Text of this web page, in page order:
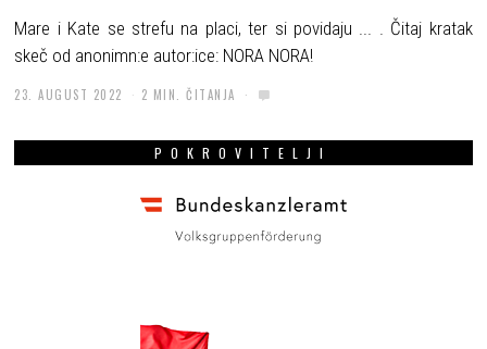
Mare i Kate se strefu na placi, ter si povidaju ... . Čitaj kratak
skeč od anonimn:e autor:ice: NORA NORA!
23. AUGUST 2022 2 MIN. ČITANJA
POKROVITELJI